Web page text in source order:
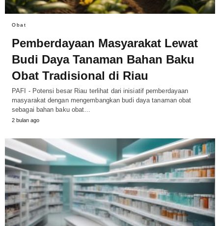
Obat
Pemberdayaan Masyarakat Lewat
Budi Daya Tanaman Bahan Baku
Obat Tradisional di Riau
PAFI - Potensi besar Riau terlihat dari inisiatif pemberdayaan
masyarakat dengan mengembangkan budi daya tanaman obat
sebagai bahan baku obat…
2 bulan ago